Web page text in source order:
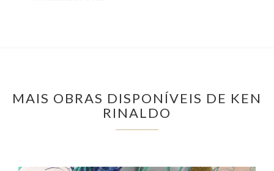
MAIS OBRAS DISPONÍVEIS DE KEN
RINALDO